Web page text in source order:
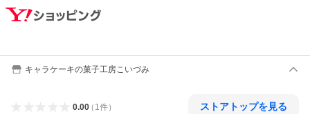
キャラケーキの菓子工房こいづみ
0.00（ 1件） ストアトップを見る